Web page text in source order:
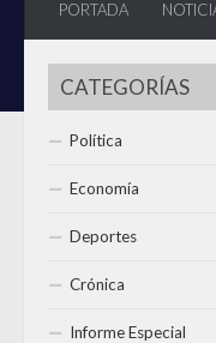
PORTADA
CATEGORÍAS
Política
Economía
Deportes
Crónica
Informe Especial